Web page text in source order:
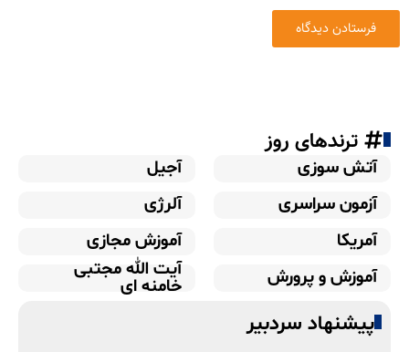
ترندهای روز
آتش سوزی
آجیل
آزمون سراسری
آلرژی
آمریکا
آموزش مجازی
آموزش و پرورش
آیت الله مجتبی
خامنه ای
پیشنهاد سردبیر